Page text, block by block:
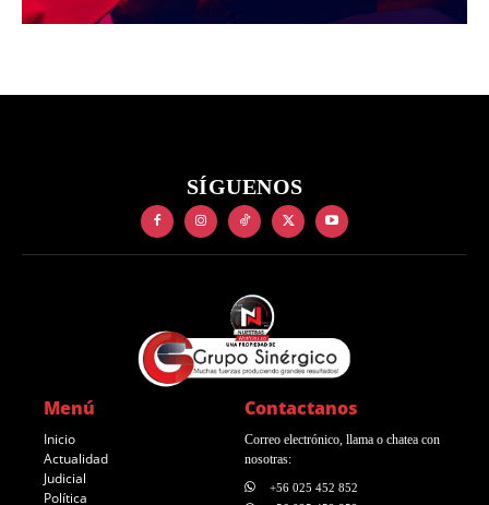
SÍGUENOS
Menú
Inicio
Actualidad
Judicial
Política
Contactanos
Correo electrónico, llama o chatea con
nosotras:
+56 025 452 852